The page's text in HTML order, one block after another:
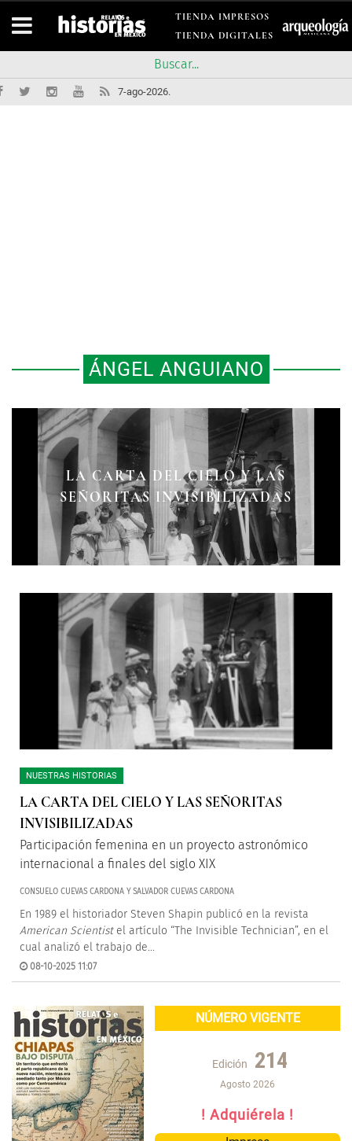
TIENDA IMPRESOS
TIENDA DIGITALES
7-ago-2026.
ÁNGEL ANGUIANO
LA CARTA DEL CIELO Y LAS
SEÑORITAS INVISIBILIZADAS
NUESTRAS HISTORIAS
LA CARTA DEL CIELO Y LAS SEÑORITAS
INVISIBILIZADAS
Participación femenina en un proyecto astronómico
internacional a finales del siglo XIX
CONSUELO CUEVAS CARDONA Y SALVADOR CUEVAS CARDONA
En 1989 el historiador Steven Shapin publicó en la revista
American Scientistel artículo “The Invisible Technician”, en el
cual analizó el trabajo de...
08-10-2025 11:07
NÚMERO VIGENTE
Edición 214
Agosto 2026
! Adquiérela !